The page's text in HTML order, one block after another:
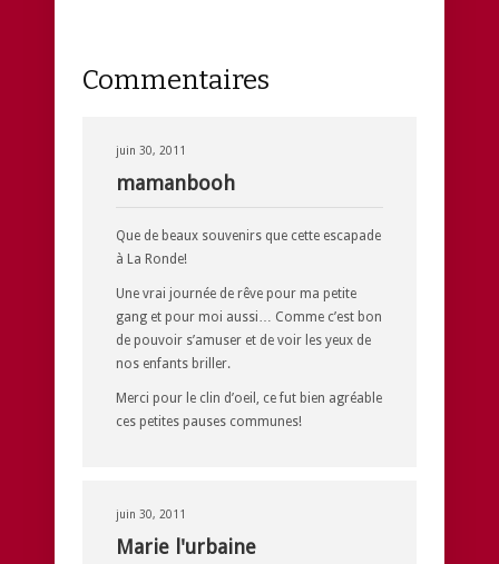
Commentaires
juin 30, 2011
mamanbooh
Que de beaux souvenirs que cette escapade
à La Ronde!
Une vrai journée de rêve pour ma petite
gang et pour moi aussi… Comme c’est bon
de pouvoir s’amuser et de voir les yeux de
nos enfants briller.
Merci pour le clin d’oeil, ce fut bien agréable
ces petites pauses communes!
juin 30, 2011
Marie l'urbaine